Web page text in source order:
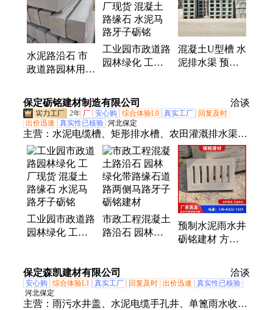
础、排水沟盖板、集水坑盖板、化粪池
水泥路沿石 市
政道路园林用混
耐腐蚀 详情咨
询
工业园市政道路
园林绿化 工厂
牙子砺铭
混凝土U型槽 水
泥排水渠 预制
保定砺铭建材制造有限公司 洽谈
2年 厂 安心购 综合体验L0 真实工厂
回复及时
出价迅速
真实性已核验 河北保定
主营： 水泥电缆槽、矩形排水槽、农田灌溉排水渠、
混凝土制品、混凝土模块、混凝土盖板、水泥预制构
件、水泥盖板、水泥流水槽、预制排水沟、路沿石、
水泥路沿石、铸铁井盖、检查井模块砖、光伏墩、路
灯基础、排水沟盖板、集水坑盖板、化粪池、水泥路
灯基础
工业园市政道路
园林绿化 工厂
牙子砺铭
市政工程混凝土
路沿石 园林绿
铭建材
预制水泥雨水井
砺铭建材 方形
凝土篦子 抗冲
击力强
保定森凯建材有限公司 洽谈
安心购 综合体验L1 真实工厂 回复及时 出价迅速
真实性已核验
河北保定
主营： 雨污水井盖、水泥电缆手孔井、单篦雨水收水